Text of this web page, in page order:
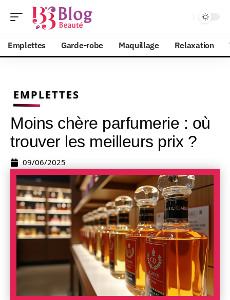
Emplettes Garde-robe Maquillage Relaxation
EMPLETTES
Moins chère parfumerie : où
trouver les meilleurs prix ?
09/06/2025